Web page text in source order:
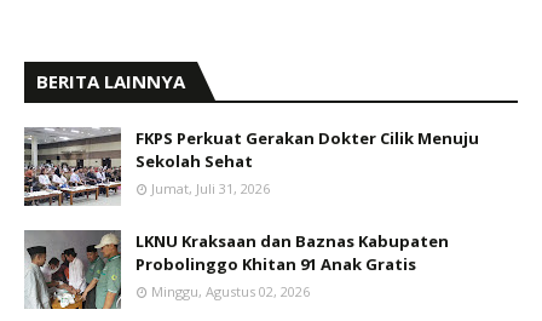
BERITA LAINNYA
FKPS Perkuat Gerakan Dokter Cilik Menuju
Sekolah Sehat
Jumat, Juli 31, 2026
LKNU Kraksaan dan Baznas Kabupaten
Probolinggo Khitan 91 Anak Gratis
Minggu, Agustus 02, 2026